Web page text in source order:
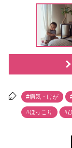
#病気・けが
#ほっこり #